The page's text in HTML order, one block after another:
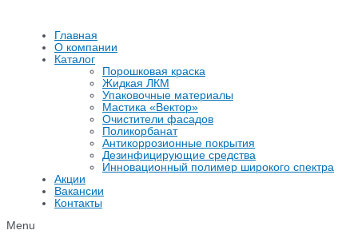
содержимому
Главная
О компании
Каталог
Порошковая краска
Жидкая ЛКМ
Упаковочные материалы
Мастика «Вектор»
Очистители фасадов
Поликорбанат
Антикоррозионные покрытия
Дезинфицирующие средства
Инновационный полимер широкого спектра
Акции
Вакансии
Контакты
Menu